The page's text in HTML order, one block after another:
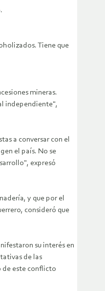
Tiene que
mineras.
independiente",
a conversar con el
el país. No se
expresó
y que por el
consideró que
su interés en
de las
de este conflicto